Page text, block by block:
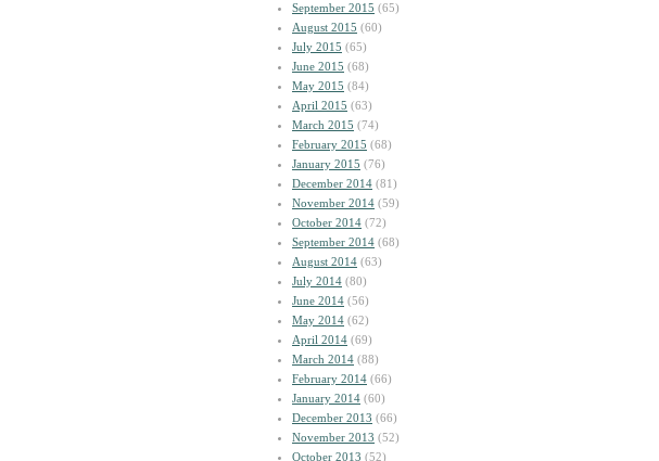
September 2015 (65)
August 2015 (60)
July 2015 (65)
June 2015 (68)
May 2015 (84)
April 2015 (63)
March 2015 (74)
February 2015 (68)
January 2015 (76)
December 2014 (81)
November 2014 (59)
October 2014 (72)
September 2014 (68)
August 2014 (63)
July 2014 (80)
June 2014 (56)
May 2014 (62)
April 2014 (69)
March 2014 (88)
February 2014 (66)
January 2014 (60)
December 2013 (66)
November 2013 (52)
October 2013 (52)